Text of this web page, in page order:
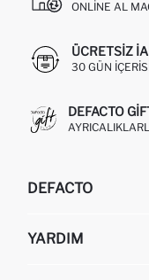
ONLINE AL
ÜCRETSIZ
30 GÜN
DEFACTO
DEFACTO
HAKKIMIZDA
YARDIM